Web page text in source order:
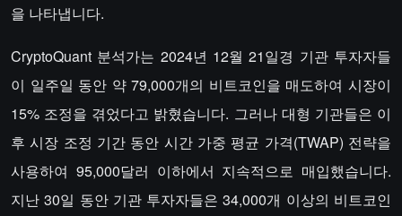
을 나타냅니다.
CryptoQuant 분석가는 2024년 12월 21일경 기관 투자자들
이 일주일 동안 약 79,000개의 비트코인을 매도하여 시장이
15% 조정을 겪었다고 밝혔습니다. 그러나 대형 기관들은 이
후 시장 조정 기간 동안 시간 가중 평균 가격(TWAP) 전략을
사용하여 95,000달러 이하에서 지속적으로 매입했습니다.
지난 30일 동안 기관 투자자들은 34,000개 이상의 비트코인